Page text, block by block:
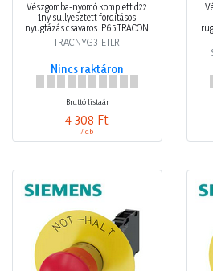
Vészgomba-nyomó komplett d22
1ny süllyesztett fordításos
nyugtázás csavaros IP65 TRACON
TRACNYG3-ETLR
Nincs raktáron
Bruttó listaár
4 308 Ft
/ db